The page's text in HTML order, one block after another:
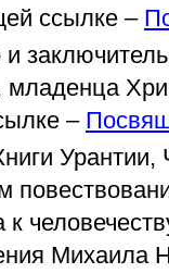
ссылке –
младенца
–
Михаила